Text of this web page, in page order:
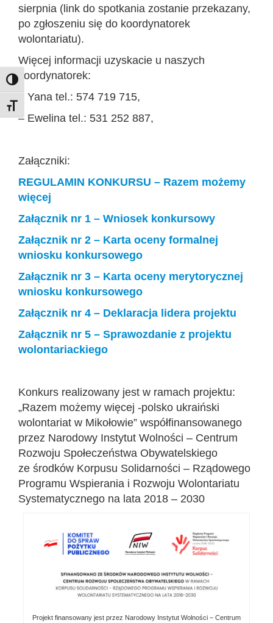
Toggle High Contrast
Toggle Font size
sierpnia (link do spotkania zostanie przekazany,
po zgłoszeniu się do koordynatorek
wolontariatu).
Więcej informacji uzyskacie u naszych
koordynatorek:
– Yana tel.: 574 719 715,
– Ewelina tel.: 531 252 887,
Załączniki:
REGULAMIN KONKURSU – Razem możemy
więcej
Załącznik nr 1 – Wniosek konkursowy
Załącznik nr 2 – Karta oceny formalnej
wniosku konkursowego
Załącznik nr 3 – Karta oceny merytorycznej
wniosku konkursowego
Załącznik nr 4 – Deklaracja lidera projektu
Załącznik nr 5 – Sprawozdanie z projektu
wolontariackiego
Konkurs realizowany jest w ramach projektu:
„Razem możemy więcej -polsko ukraiński
wolontariat w Mikołowie” współfinansowanego
przez Narodowy Instytut Wolności – Centrum
Rozwoju Społeczeństwa Obywatelskiego
ze środków Korpusu Solidarności – Rządowego
Programu Wspierania i Rozwoju Wolontariatu
Systematycznego na lata 2018 – 2030
Projekt finansowany jest przez Narodowy Instytut Wolności – Centrum